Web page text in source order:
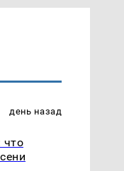
день назад
что